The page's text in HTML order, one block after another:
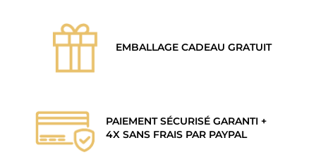
EMBALLAGE CADEAU GRATUIT
PAIEMENT SÉCURISÉ GARANTI +
4X SANS FRAIS PAR PAYPAL